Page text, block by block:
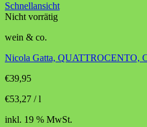
Schnellansicht
Nicht vorrätig
wein & co.
Nicola Gatta, QUATTROCENTO,
€39,95
€53,27 /l
inkl. 19 % MwSt.